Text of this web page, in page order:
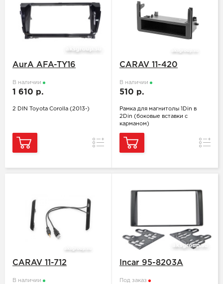
AurA AFA-TY16
В наличии
1 610 р.
2 DIN Toyota Corolla (2013-)
Сравнение
CARAV 11-420
В наличии
510 р.
Рамка для магнитолы 1Din в
2Din (боковые вставки с
карманом)
CARAV 11-712
В наличии
Incar 95-8203A
Под заказ